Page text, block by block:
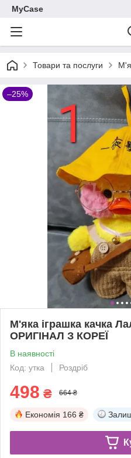
MyCase
Товари та послуги
–25%
М'яка іграшка качка
ОРИГІНАЛ З КОРЕЇ
В наявності
Код: утка
Роздріб
498 ₴ 664 ₴
Економія 166 ₴